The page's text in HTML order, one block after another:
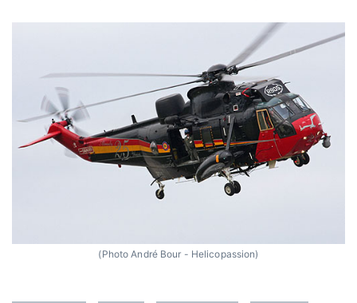
(Photo André Bour - Helicopassion)